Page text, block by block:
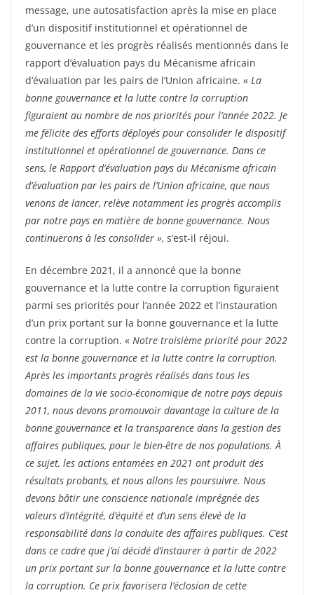
message, une autosatisfaction après la mise en place
d’un dispositif institutionnel et opérationnel de
gouvernance et les progrès réalisés mentionnés dans le
rapport d’évaluation pays du Mécanisme africain
d’évaluation par les pairs de l’Union africaine. « La
bonne gouvernance et la lutte contre la corruption
figuraient au nombre de nos priorités pour l’année 2022. Je
me félicite des efforts déployés pour consolider le dispositif
institutionnel et opérationnel de gouvernance. Dans ce
sens, le Rapport d’évaluation pays du Mécanisme africain
d’évaluation par les pairs de l’Union africaine, que nous
venons de lancer, relève notamment les progrès accomplis
par notre pays en matière de bonne gouvernance. Nous
continuerons à les consolider », s’est-il réjoui.
En décembre 2021, il a annoncé que la bonne
gouvernance et la lutte contre la corruption figuraient
parmi ses priorités pour l’année 2022 et l’instauration
d’un prix portant sur la bonne gouvernance et la lutte
contre la corruption. « Notre troisième priorité pour 2022
est la bonne gouvernance et la lutte contre la corruption.
Après les importants progrès réalisés dans tous les
domaines de la vie socio-économique de notre pays depuis
2011, nous devons promouvoir davantage la culture de la
bonne gouvernance et la transparence dans la gestion des
affaires publiques, pour le bien-être de nos populations. À
ce sujet, les actions entamées en 2021 ont produit des
résultats probants, et nous allons les poursuivre. Nous
devons bâtir une conscience nationale imprégnée des
valeurs d’intégrité, d’équité et d’un sens élevé de la
responsabilité dans la conduite des affaires publiques. C’est
dans ce cadre que j’ai décidé d’instaurer à partir de 2022
un prix portant sur la bonne gouvernance et la lutte contre
la corruption. Ce prix favorisera l’éclosion de cette